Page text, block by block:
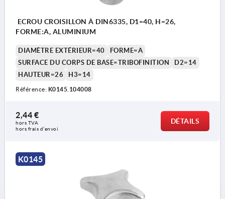
Forme B : trou lisse
Forme C : trou borgne lisse
Forme D : trou taraudé
ECROU CROISILLON À DIN6335, D1=40, H=26,
FORME:A, ALUMINIUM
DIAMÈTRE EXTÉRIEUR=40
FORME=A
SURFACE DU CORPS DE BASE=TRIBOFINITION
D2=14
HAUTEUR=26
H3=14
Référence: K0145.104008
2,44 €
hors TVA
hors frais d’envoi
DÉTAILS
K0145